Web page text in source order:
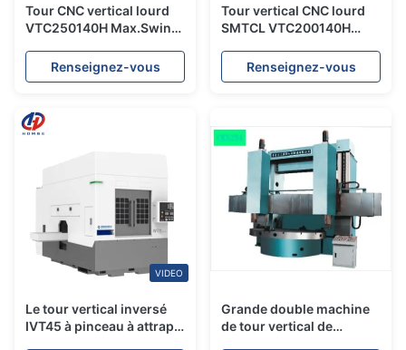
Tour CNC vertical lourd
VTC250140H Max.Swing
CNC vertical à roulement
à énergie nouvelle
Renseignez-vous
Tour vertical CNC lourd
SMTCL VTC200140H
max. 2500mm Tour
vertical combiné fraisage
Renseignez-vous
VIDEO
Le tour vertical inversé
IVT45 à pinceau à attrape
Grande double machine
de tour vertical de